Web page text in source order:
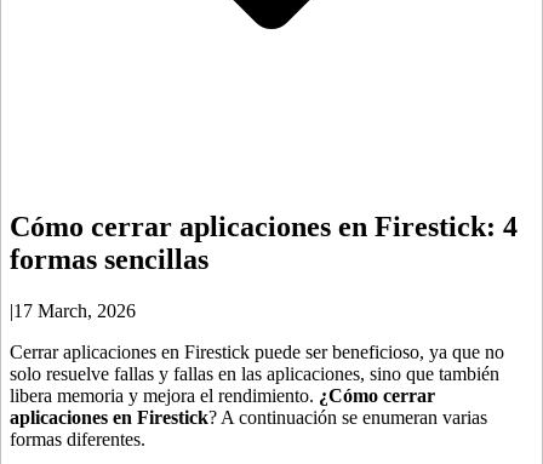
Cómo cerrar aplicaciones en Firestick: 4
formas sencillas
|17 March, 2026
Cerrar aplicaciones en Firestick puede ser beneficioso, ya que no
solo resuelve fallas y fallas en las aplicaciones, sino que también
libera memoria y mejora el rendimiento. ¿Cómo cerrar
aplicaciones en Firestick? A continuación se enumeran varias
formas diferentes.